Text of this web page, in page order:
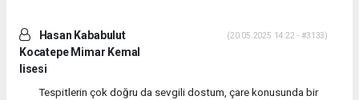
Hasan Kababulut
Kocatepe Mimar Kemal
lisesi
(20.05.2025 14:22 - #3133)
Tespitlerin çok doğru da sevgili dostum, çare konusunda bir